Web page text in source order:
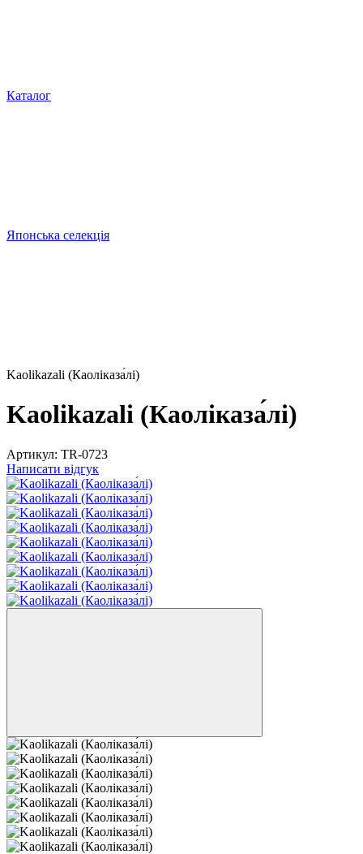
Каталог
Японська селекція
Kaolikazali (Каоліказа́лі)
Kaolikazali (Каоліказа́лі)
Артикул: TR-0723
Написати відгук